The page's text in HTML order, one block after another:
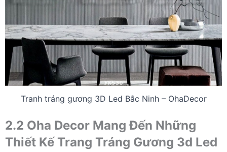
Tranh tráng gương 3D Led Bắc Ninh – OhaDecor
2.2 Oha Decor Mang Đến Những
Thiết Kế Trang Tráng Gương 3d Led